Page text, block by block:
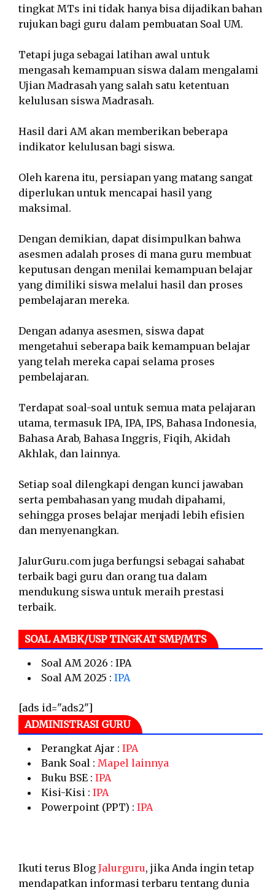
tingkat MTs ini tidak hanya bisa dijadikan bahan
rujukan bagi guru dalam pembuatan Soal UM.
Tetapi juga sebagai latihan awal untuk
mengasah kemampuan siswa dalam mengalami
Ujian Madrasah yang salah satu ketentuan
kelulusan siswa Madrasah.
Hasil dari AM akan memberikan beberapa
indikator kelulusan bagi siswa.
Oleh karena itu, persiapan yang matang sangat
diperlukan untuk mencapai hasil yang
maksimal.
Dengan demikian, dapat disimpulkan bahwa
asesmen adalah proses di mana guru membuat
keputusan dengan menilai kemampuan belajar
yang dimiliki siswa melalui hasil dan proses
pembelajaran mereka.
Dengan adanya asesmen, siswa dapat
mengetahui seberapa baik kemampuan belajar
yang telah mereka capai selama proses
pembelajaran.
Terdapat soal-soal untuk semua mata pelajaran
utama, termasuk IPA, IPA, IPS, Bahasa Indonesia,
Bahasa Arab, Bahasa Inggris, Fiqih, Akidah
Akhlak, dan lainnya.
Setiap soal dilengkapi dengan kunci jawaban
serta pembahasan yang mudah dipahami,
sehingga proses belajar menjadi lebih efisien
dan menyenangkan.
JalurGuru.com juga berfungsi sebagai sahabat
terbaik bagi guru dan orang tua dalam
mendukung siswa untuk meraih prestasi
terbaik.
SOAL AMBK/USP TINGKAT SMP/MTS
Soal AM 2026 : IPA
Soal AM 2025 : IPA
[ads id="ads2"]
ADMINISTRASI GURU
Perangkat Ajar : IPA
Bank Soal : Mapel lainnya
Buku BSE : IPA
Kisi-Kisi : IPA
Powerpoint (PPT) : IPA
Ikuti terus Blog Jalurguru, jika Anda ingin tetap
mendapatkan informasi terbaru tentang dunia